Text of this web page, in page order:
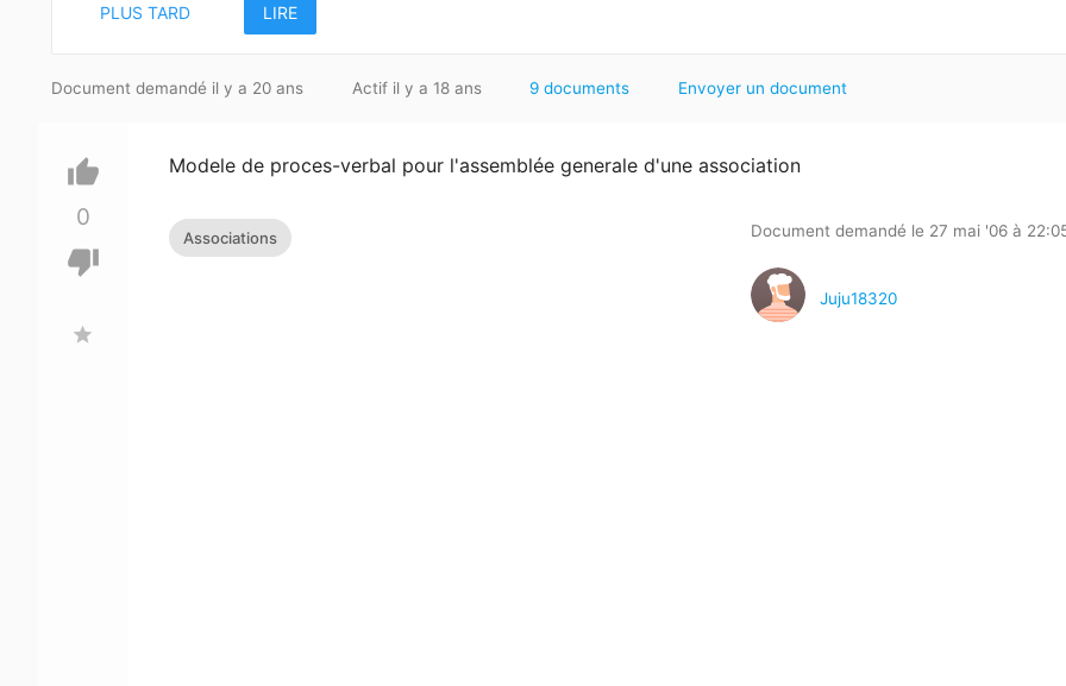
PLUS TARD LIRE
Document demandé il y a 20 ans Actif il y a 18 ans 9 documents Envoyer un document
thumb_up
0
thumb_down
star
Modele de proces-verbal pour l'assemblée generale d'une association
Associations Document demandé le 27 mai '06 à
Juju18320